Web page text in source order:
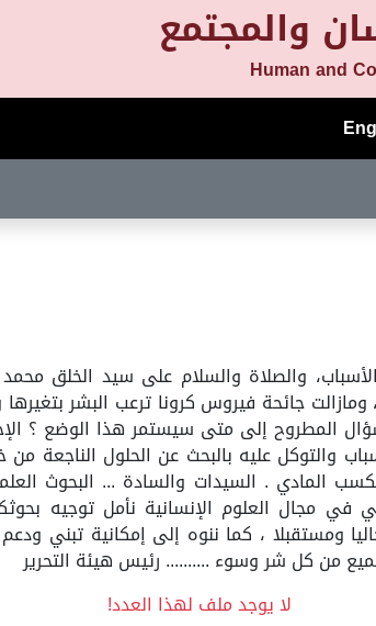
والمجتمع
Human and
والصلاة والسلام على سيد الخلق
جائحة فيروس كرونا ترعب البشر
المطروح إلى متى سيستمر هذا الوضع ؟
والتوكل عليه بالبحث عن الحلول
المادي . السيدات والسادة ... البحوث
في مجال العلوم الإنسانية نأمل توجيه
ومستقبلا ، كما ننوه إلى إمكانية تبني
من كل شر وسوء .......... رئيس هيئة التحرير
لا يوجد ملف لهذا العدد!